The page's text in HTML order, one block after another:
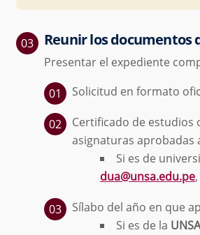
Reunir los documentos
Presentar el expediente
Solicitud en formato
Certificado de estudios
asignaturas aprobadas
Si es de
dua@unsa.edu.pe
Sílabo del año en que
Si es de la UNSA